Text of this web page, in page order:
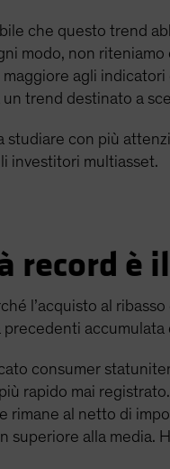
che questo trend
modo, non
agli
trend destinato a
studiare con più
investitori multiasset.
record è
l’acquisto al
precedenti
consumer
rapido mai
rimane al netto di
superiore alla media.